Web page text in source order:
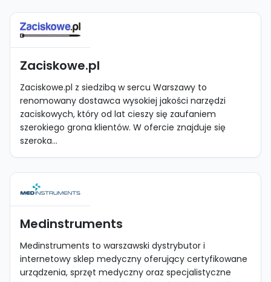
Zaciskowe.pl
Zaciskowe.pl z siedzibą w sercu Warszawy to
renomowany dostawca wysokiej jakości narzędzi
zaciskowych, który od lat cieszy się zaufaniem
szerokiego grona klientów. W ofercie znajduje się
szeroka...
Medinstruments
Medinstruments to warszawski dystrybutor i
internetowy sklep medyczny oferujący certyfikowane
urządzenia, sprzęt medyczny oraz specjalistyczne